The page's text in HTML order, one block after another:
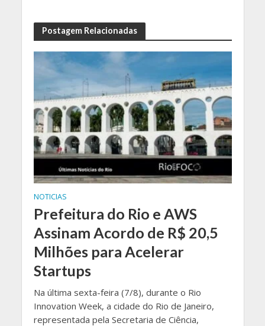
Postagem Relacionadas
NOTICIAS
Prefeitura do Rio e AWS
Assinam Acordo de R$ 20,5
Milhões para Acelerar
Startups
Na última sexta-feira (7/8), durante o Rio
Innovation Week, a cidade do Rio de Janeiro,
representada pela Secretaria de Ciência,